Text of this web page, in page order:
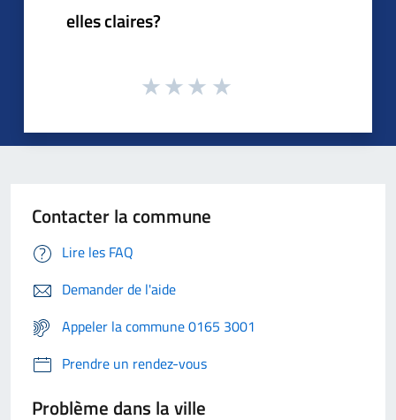
elles claires?
Contacter la commune
Lire les FAQ
Demander de l'aide
Appeler la commune 0165 3001
Prendre un rendez-vous
Problème dans la ville